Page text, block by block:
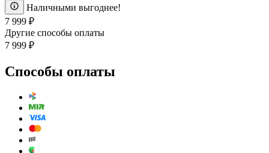
Наличными выгоднее!
7 999 ₽
Другие способы оплаты
7 999 ₽
Способы оплаты